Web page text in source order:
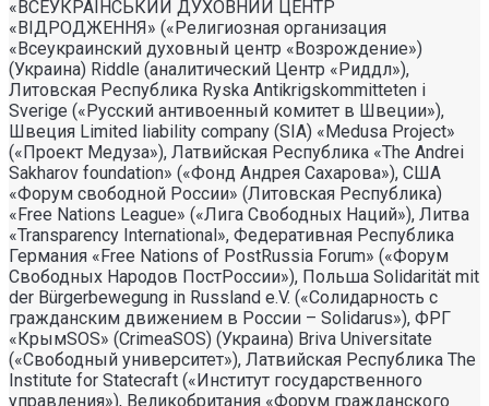
«ВСЕУКРАIНСЬКИЙ ДУХОВНИЙ ЦЕНТР
«ВIДРОДЖЕННЯ» («Религиозная организация
«Всеукраинский духовный центр «Возрождение»)
(Украина) Riddle (аналитический Центр «Риддл»),
Литовская Республика Ryska Antikrigskommitteten i
Sverige («Русский антивоенный комитет в Швеции»),
Швеция Limited liability company (SIA) «Medusa Project»
(«Проект Медуза»), Латвийская Республика «The Andrei
Sakharov foundation» («Фонд Андрея Сахарова»), США
«Форум свободной России» (Литовская Республика)
«Free Nations League» («Лига Свободных Наций»), Литва
«Transparеncy International», Федеративная Республика
Германия «Free Nations of PostRussia Forum» («Форум
Свободных Народов ПостРоссии»), Польша Solidarität mit
der Bürgerbewegung in Russland e.V. («Солидарность с
гражданским движением в России – Solidarus»), ФРГ
«КрымSOS» (CrimeaSOS) (Украина) Briva Universitate
(«Свободный университет»), Латвийская Республика The
Institute for Statecraft («Институт государственного
управления»), Великобритания «Форум гражданского